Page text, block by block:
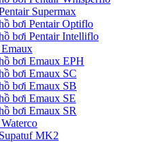
Supermax
bơi Pentair Optiflo
bơi Pentair Intelliflo
bơi Emaux EPH
bơi Emaux SC
bơi Emaux SB
bơi Emaux SE
bơi Emaux SR
MK2